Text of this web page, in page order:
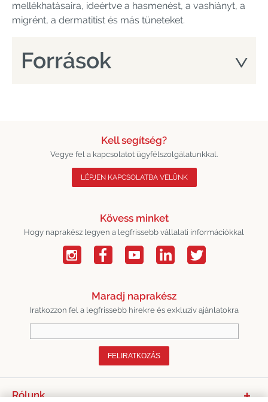
mellékhatásaira, ideértve a hasmenést, a vashiányt, a
migrént, a dermatitist és más tüneteket.
Források
Kell segítség?
Vegye fel a kapcsolatot ügyfélszolgálatunkkal.
LÉPJEN KAPCSOLATBA VELÜNK
Kövess minket
Hogy naprakész legyen a legfrissebb vállalati információkkal
Maradj naprakész
Iratkozzon fel a legfrissebb hírekre és exkluzív ajánlatokra
FELIRATKOZÁS
Rólunk